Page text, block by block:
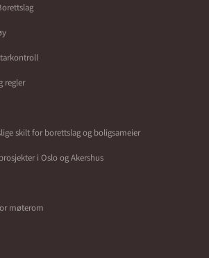
regler
skilt for borettslag og boligsameier
i Oslo og Akershus
møterom